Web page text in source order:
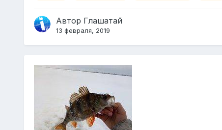
Автор Глашатай
13 февраля, 2019